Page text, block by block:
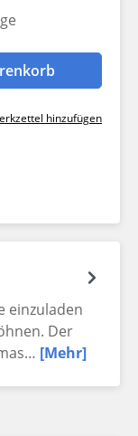
hinzufügen
einzuladen
Der
[Mehr]